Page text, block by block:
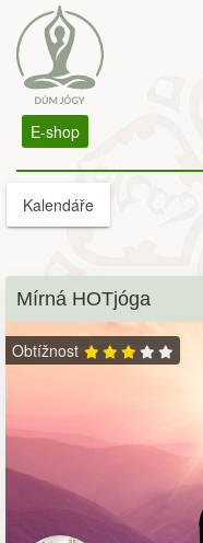
E-shop
Kalendáře
Mírná HOTjóga
Obtížnost